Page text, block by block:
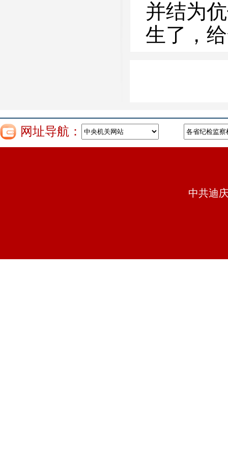
并结为
生了，
网址导航：
中共迪